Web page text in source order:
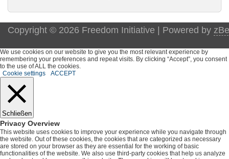
Copyright © 2026 Freedom Initiative | Powered by
We use cookies on our website to give you the most relevant experience by
remembering your preferences and repeat visits. By clicking “Accept”, you consent
to the use of ALL the cookies.
Cookie settings
ACCEPT
Schließen
Privacy Overview
This website uses cookies to improve your experience while you navigate through
the website. Out of these cookies, the cookies that are categorized as necessary
are stored on your browser as they are essential for the working of basic
functionalities of the website. We also use third-party cookies that help us analyze